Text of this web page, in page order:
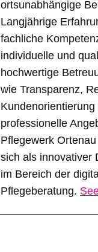
ortsunabhängige
Langjährige
fachliche
individuelle und
hochwertige
wie Transparenz,
professionelle
Pflegewerk
sich als innovativer
im Bereich der
Pflegeberatung.